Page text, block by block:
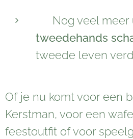
🚂 Nog veel meer
tweedehands
tweede leven
Of je nu komt voor een
Kerstman, voor een
feestoutfit of voor